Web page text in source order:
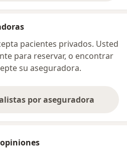
pacientes privados. Usted
para reservar, o encontrar
su aseguradora.
por aseguradora